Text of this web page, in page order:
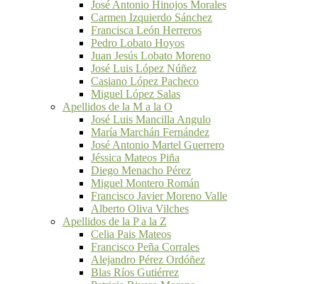
José Antonio Hinojos Morales
Carmen Izquierdo Sánchez
Francisca León Herreros
Pedro Lobato Hoyos
Juan Jesús Lobato Moreno
José Luis López Núñez
Casiano López Pacheco
Miguel López Salas
Apellidos de la M a la O
José Luis Mancilla Angulo
María Marchán Fernández
José Antonio Martel Guerrero
Jéssica Mateos Piña
Diego Menacho Pérez
Miguel Montero Román
Francisco Javier Moreno Valle
Alberto Oliva Vilches
Apellidos de la P a la Z
Celia Pais Mateos
Francisco Peña Corrales
Alejandro Pérez Ordóñez
Blas Ríos Gutiérrez